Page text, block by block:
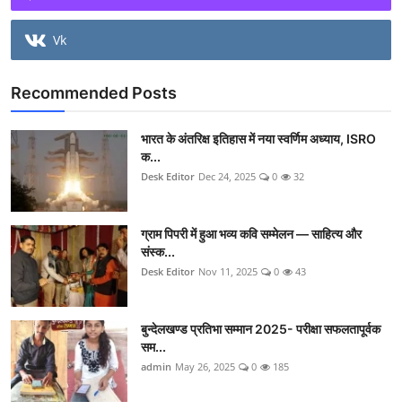
Vk
Recommended Posts
भारत के अंतरिक्ष इतिहास में नया स्वर्णिम अध्याय, ISRO
क...
Desk Editor Dec 24, 2025 0 32
ग्राम पिपरी में हुआ भव्य कवि सम्मेलन — साहित्य और
संस्क...
Desk Editor Nov 11, 2025 0 43
बुन्देलखण्ड प्रतिभा सम्मान 2025- परीक्षा सफलतापूर्वक
सम...
admin May 26, 2025 0 185